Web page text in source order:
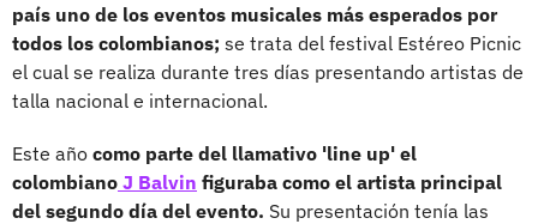
país uno de los eventos musicales más esperados por
todos los colombianos; se trata del festival Estéreo Picnic
el cual se realiza durante tres días presentando artistas de
talla nacional e internacional.
Este año como parte del llamativo 'line up' el
colombiano J Balvin figuraba como el artista principal
del segundo día del evento. Su presentación tenía las